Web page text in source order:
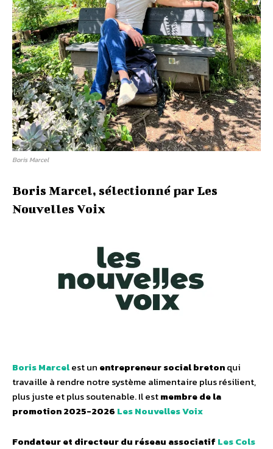
Boris Marcel
Boris Marcel, sélectionné par Les
Nouvelles Voix
Boris Marcelest un entrepreneur social bretonqui
travaille à rendre notre système alimentaire plus résilient,
plus juste et plus soutenable. Il estmembre de la
promotion 2025-2026 Les Nouvelles Voix
Fondateur et directeur du réseau associatif Les Cols